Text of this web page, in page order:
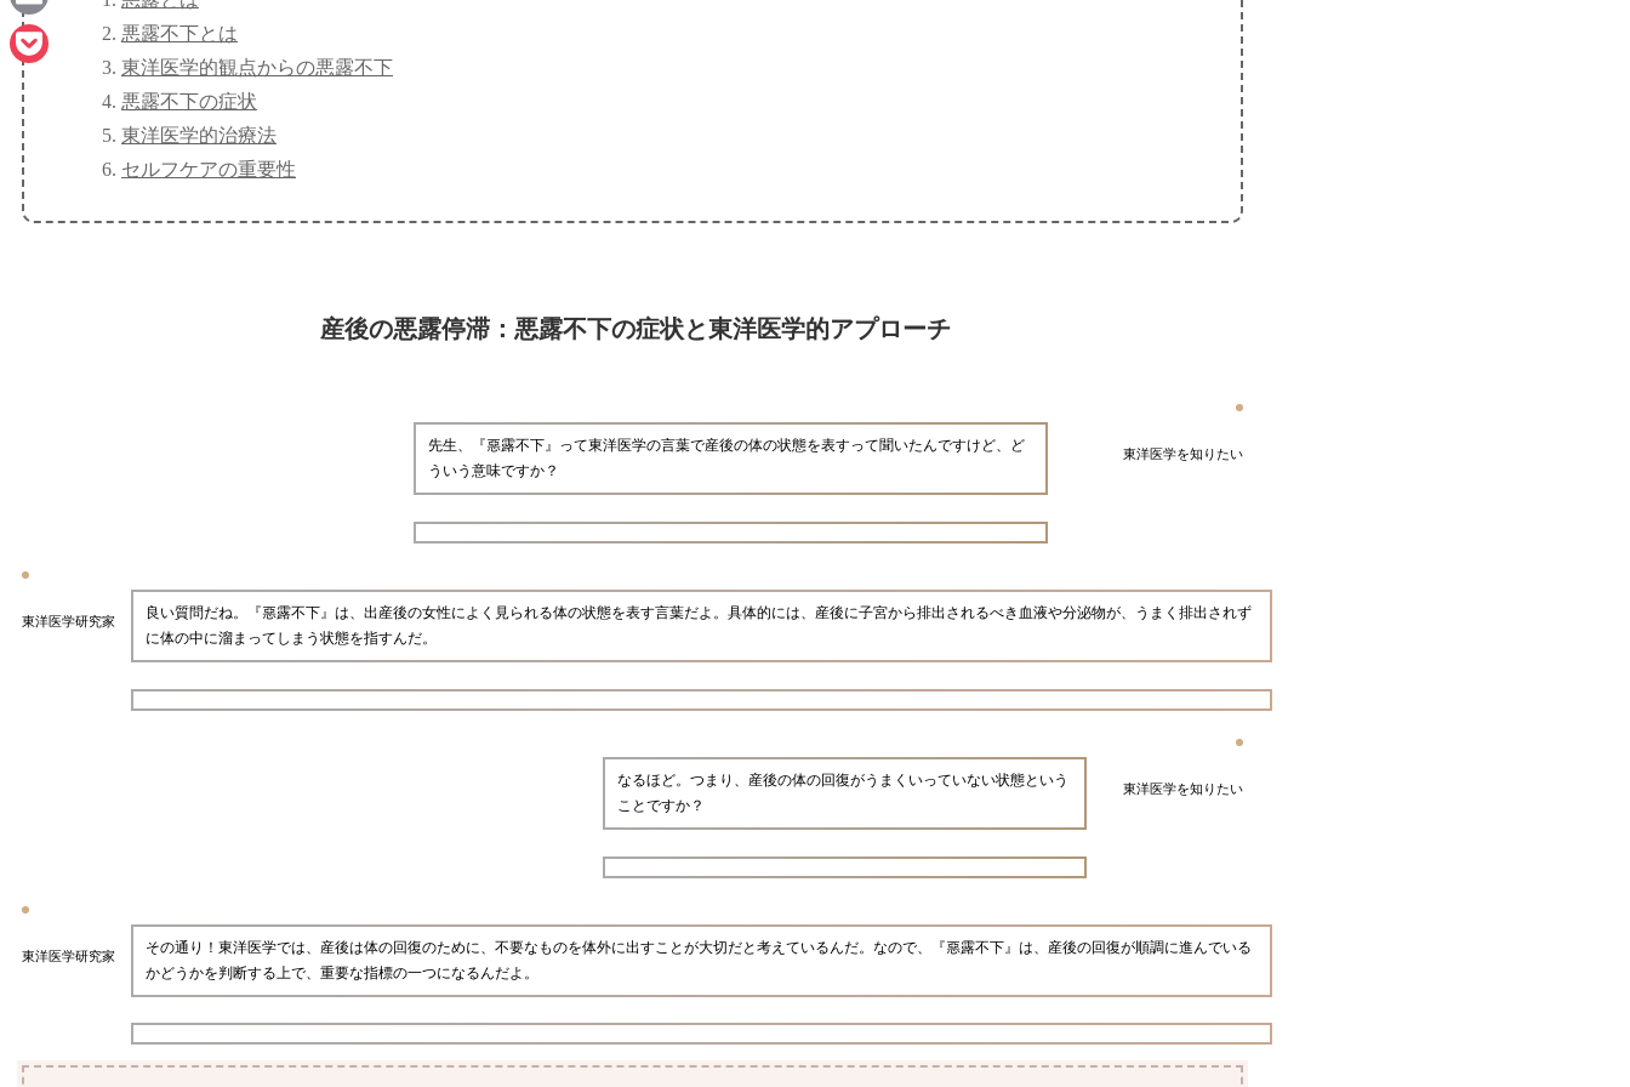
悪露不下とは
東洋医学的観点からの悪露不下
悪露不下の症状
東洋医学的治療法
セルフケアの重要性
産後の悪露停滞：悪露不下の症状と東洋医学的アプローチ
東洋医学を知りたい
先生、『惡露不下』って東洋医学の言葉で産後の体の状態を表すって聞いたんですけど、ど
ういう意味ですか？
東洋医学研究家
良い質問だね。『惡露不下』は、出産後の女性によく見られる体の状態を表す言葉だよ。具体的には、産後に子宮から排出されるべき血液や分泌物が、うまく排出されず
に体の中に溜まってしまう状態を指すんだ。
東洋医学を知りたい
なるほど。つまり、産後の体の回復がうまくいっていない状態という
ことですか？
東洋医学研究家
その通り！東洋医学では、産後は体の回復のために、不要なものを体外に出すことが大切だと考えているんだ。なので、『惡露不下』は、産後の回復が順調に進んでいる
かどうかを判断する上で、重要な指標の一つになるんだよ。
Email
Pocket